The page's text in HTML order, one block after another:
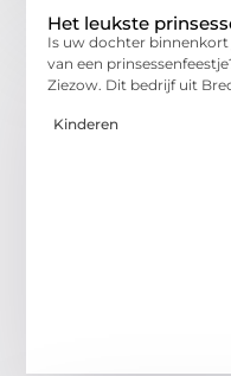
Het leukste
Is uw dochter
van een
Ziezow. Dit bedrijf uit
Kinderen